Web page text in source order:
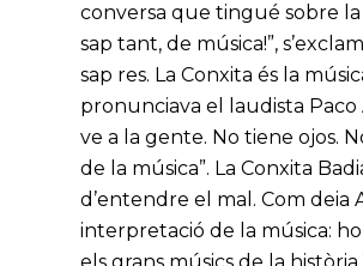
conversa que tingué sobre la
sap tant, de música!”,
sap res. La Conxita és la
pronunciava el laudista
ve a la gente. No tiene ojos.
de la música”. La Conxita
d’entendre el mal. Com deia
interpretació de la música: